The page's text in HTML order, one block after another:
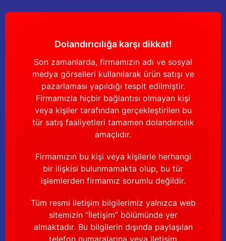
Dolandırıcılığa karşı dikkat!
Son zamanlarda, firmamızın adı ve sosyal
medya görselleri kullanılarak ürün satışı ve
pazarlaması yapıldığı tespit edilmiştir.
Firmamızla hiçbir bağlantısı olmayan kişi
veya kişiler tarafından gerçekleştirilen bu
tür satış faaliyetleri tamamen dolandırıcılık
amaçlıdır.
Firmamızın bu kişi veya kişilerle herhangi
bir ilişkisi bulunmamakta olup, bu tür
işlemlerden firmamız sorumlu değildir.
Tüm resmi iletişim bilgilerimiz yalnızca web
sitemizin “İletişim” bölümünde yer
almaktadır. Bu bilgilerin dışında paylaşılan
telefon numaralarına veya iletişim